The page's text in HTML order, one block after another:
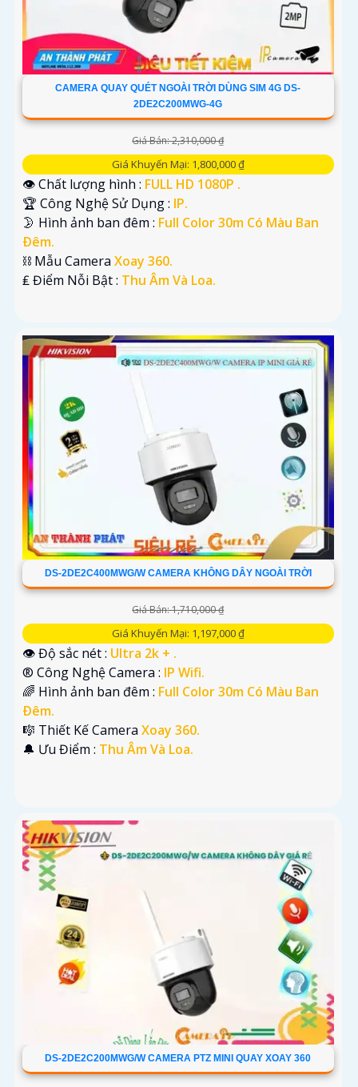
CAMERA QUAY QUÉT NGOÀI TRỜI DÙNG SIM 4G DS-
2DE2C200MWG-4G
Giá Bán: 2,310,000 ₫
Giá Khuyến Mại: 1,800,000 ₫
👁 Chất lượng hình : FULL HD 1080P .
🏆 Công Nghệ Sử Dụng : IP.
🌛 Hình ảnh ban đêm : Full Color 30m Có Màu Ban
Ðêm.
⛓ Mẫu Camera Xoay 360.
️₤ Điểm Nỗi Bật : Thu Âm Và Loa.
DS-2DE2C400MWG/W CAMERA KHÔNG DÂY NGOÀI TRỜI
Giá Bán: 1,710,000 ₫
Giá Khuyến Mại: 1,197,000 ₫
👁 Độ sắc nét : Ultra 2k + .
®️ Công Nghệ Camera : IP Wifi.
🌈 Hình ảnh ban đêm : Full Color 30m Có Màu Ban
Ðêm.
🎼️ Thiết Kế Camera Xoay 360.
️🔔 Ưu Điểm : Thu Âm Và Loa.
DS-2DE2C200MWG/W CAMERA PTZ MINI QUAY XOAY 360